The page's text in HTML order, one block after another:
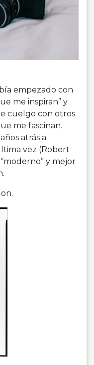
empezado con
me inspiran” y
cuelgo con otros
me fascinan.
atrás a
vez (Robert
y mejor